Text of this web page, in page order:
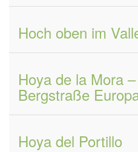
Hoch oben im
Hoya de la Mora
Bergstraße
Hoya del Portillo